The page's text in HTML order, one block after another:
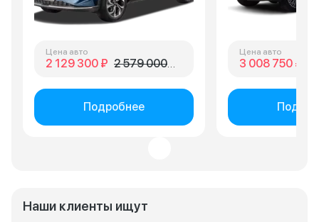
Наши клиенты ищут
Цена авто
2 129 300 ₽ 2 579 000 ₽
Подробнее
Цена авто
3 008 750 ₽